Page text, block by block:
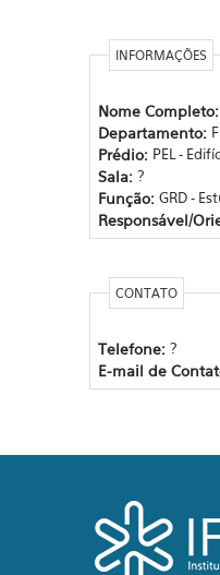
INFORMAÇÕES
Nome Completo:
Departamento:
Prédio: PEL -
Sala: ?
Função: GRD -
Responsável/
CONTATO
Telefone: ?
E-mail de